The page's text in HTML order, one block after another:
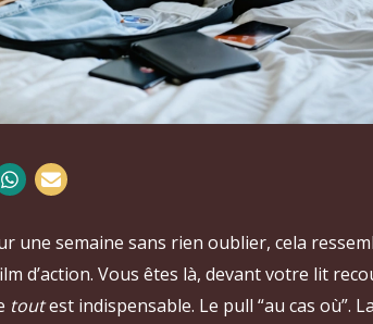
une semaine sans rien oublier, cela
d’action. Vous êtes là, devant votre lit
toutest indispensable. Le pull “au cas où”.